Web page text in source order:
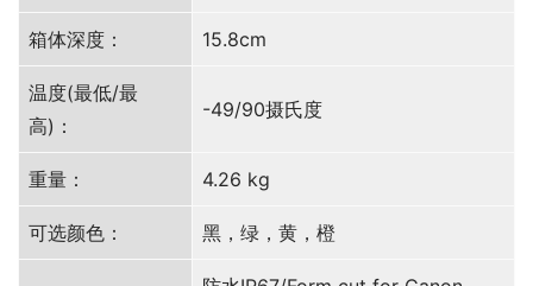
箱体深度： 15.8cm
温度(最低/最
高)：
-49/90摄氏度
重量： 4.26 kg
可选颜色： 黑，绿，黄，橙